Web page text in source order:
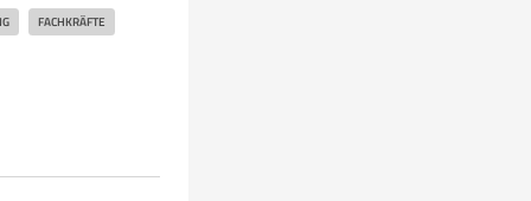
FACHKRÄFTE